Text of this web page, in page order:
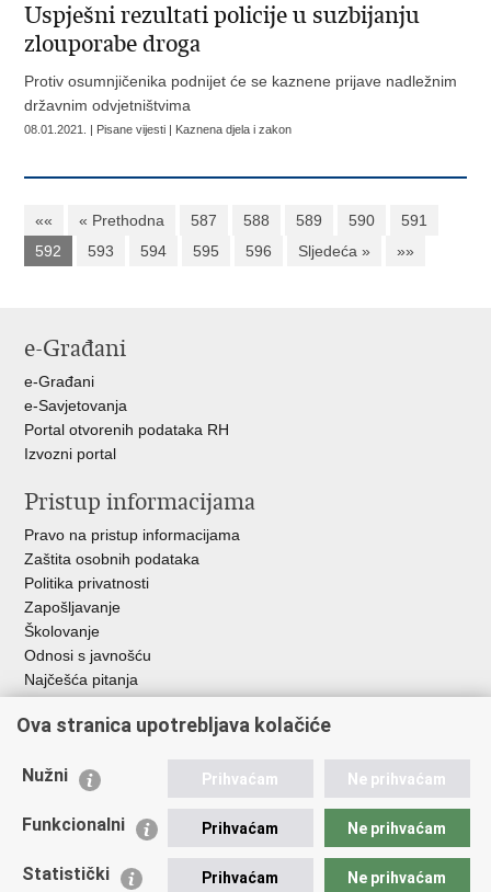
Uspješni rezultati policije u suzbijanju
zlouporabe droga
Protiv osumnjičenika podnijet će se kaznene prijave nadležnim
državnim odvjetništvima
08.01.2021. | Pisane vijesti | Kaznena djela i zakon
«« « Prethodna 587 588 589 590
591
592
593 594 595 596 Sljedeća » »»
e-Građani
e-Građani
e-Savjetovanja
Portal otvorenih podataka RH
Izvozni portal
Pristup informacijama
Pravo na pristup informacijama
Zaštita osobnih podataka
Politika privatnosti
Zapošljavanje
Školovanje
Odnosi s javnošću
Najčešća pitanja
Važne poveznice
EMN Nacionalna kontaktna točka za Republiku Hrvatsku
Policijska akademija
Zaklada policijske solidarnosti
Ova stranica upotrebljava kolačiće
Nužni Prihvaćam Ne prihvaćam
Funkcionalni Prihvaćam Ne prihvaćam
Statistički Prihvaćam Ne prihvaćam